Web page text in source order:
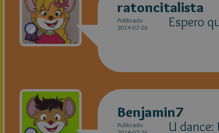
ratoncitalista
Publicado
2014-07-26
Espero
Benjamin7
Publicado
U dance: